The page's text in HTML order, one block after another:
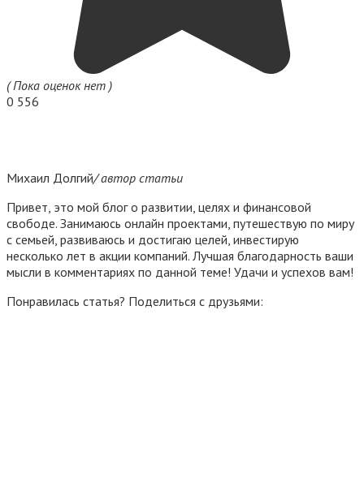
( Пока оценок нет )
0 556
Михаил Долгий/ автор статьи
Привет, это мой блог о развитии, целях и финансовой
свободе. Занимаюсь онлайн проектами, путешествую по миру
с семьей, развиваюсь и достигаю целей, инвестирую
несколько лет в акции компаний. Лучшая благодарность ваши
мысли в комментариях по данной теме! Удачи и успехов вам!
Понравилась статья? Поделиться с друзьями: